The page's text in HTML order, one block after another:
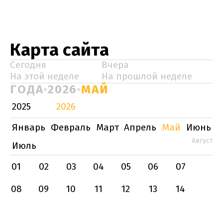
Карта сайта
Сегодня
Вчера
На этой неделе
На прошлой неделе
ГОДА 2026 МАЙ
2025
2026
Январь Февраль Март Апрель Май
Июнь
Июль
Август
01 02 03 04 05 06
07
08
09 10 11 12 13
14